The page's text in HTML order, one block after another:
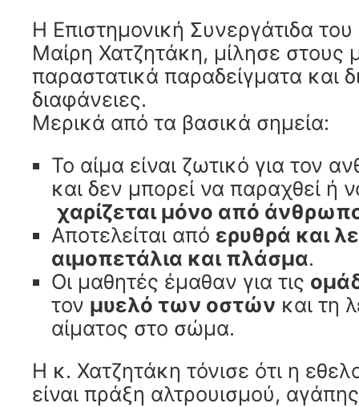
Η Επιστημονική Συνεργάτιδα
Μαίρη Χατζητάκη, μίλησε στους
παραστατικά παραδείγματα και
διαφάνειες.
Μερικά από τα βασικά σημεία:
Το αίμα είναι ζωτικό για τον
και δεν μπορεί να παραχθεί ή
χαρίζεται μόνο από
Αποτελείται από ερυθρά και
αιμοπετάλια και πλάσμα.
Οι μαθητές έμαθαν για τις
τον μυελό των οστών και τη
αίματος στο σώμα.
Η κ. Χατζητάκη τόνισε ότι η
είναι πράξη αλτρουισμού,